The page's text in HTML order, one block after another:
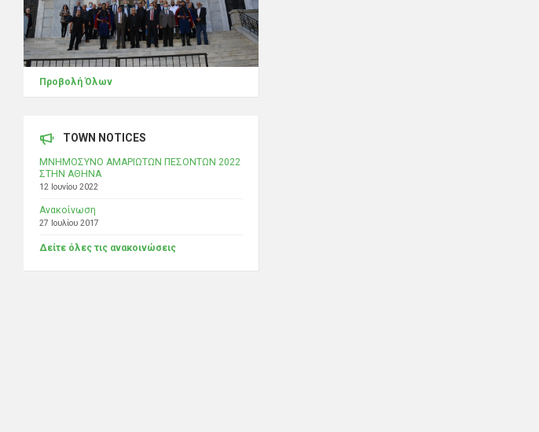
Προβολή Όλων
TOWN NOTICES
ΜΝΗΜΟΣΥΝΟ ΑΜΑΡΙΩΤΩΝ ΠΕΣΟΝΤΩΝ 2022
ΣΤΗΝ ΑΘΗΝΑ
12 Ιουνίου 2022
Ανακοίνωση
27 Ιουλίου 2017
Δείτε όλες τις ανακοινώσεις